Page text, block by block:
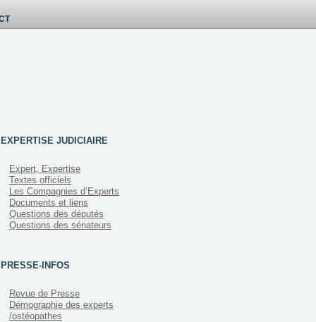
EXPERTISE JUDICIAIRE
Expert, Expertise
Textes officiels
Les Compagnies d’Experts
Documents et liens
Questions des députés
Questions des sénateurs
PRESSE-INFOS
Revue de Presse
Démographie des experts
/ostéopathes